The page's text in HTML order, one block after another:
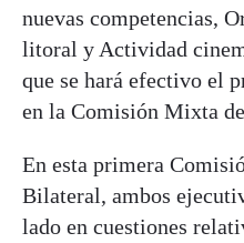
nuevas competencias,
litoral y Actividad
que se hará efectivo el
en la Comisión Mixta
En esta primera
Bilateral, ambos
lado en cuestiones